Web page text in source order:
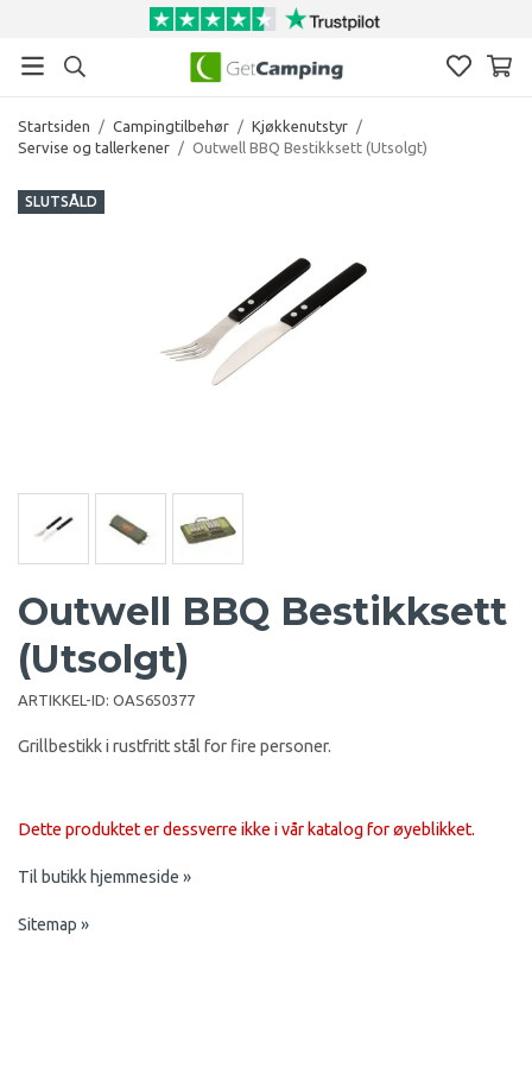
Startsiden / Campingtilbehør / Kjøkkenutstyr /
Servise og tallerkener / Outwell BBQ Bestikksett (Utsolgt)
SLUTSÅLD
Outwell BBQ Bestikksett
(Utsolgt)
ARTIKKEL-ID: OAS650377
Grillbestikk i rustfritt stål for fire personer.
Dette produktet er dessverre ikke i vår katalog for øyeblikket.
Til butikk hjemmeside »
Sitemap »